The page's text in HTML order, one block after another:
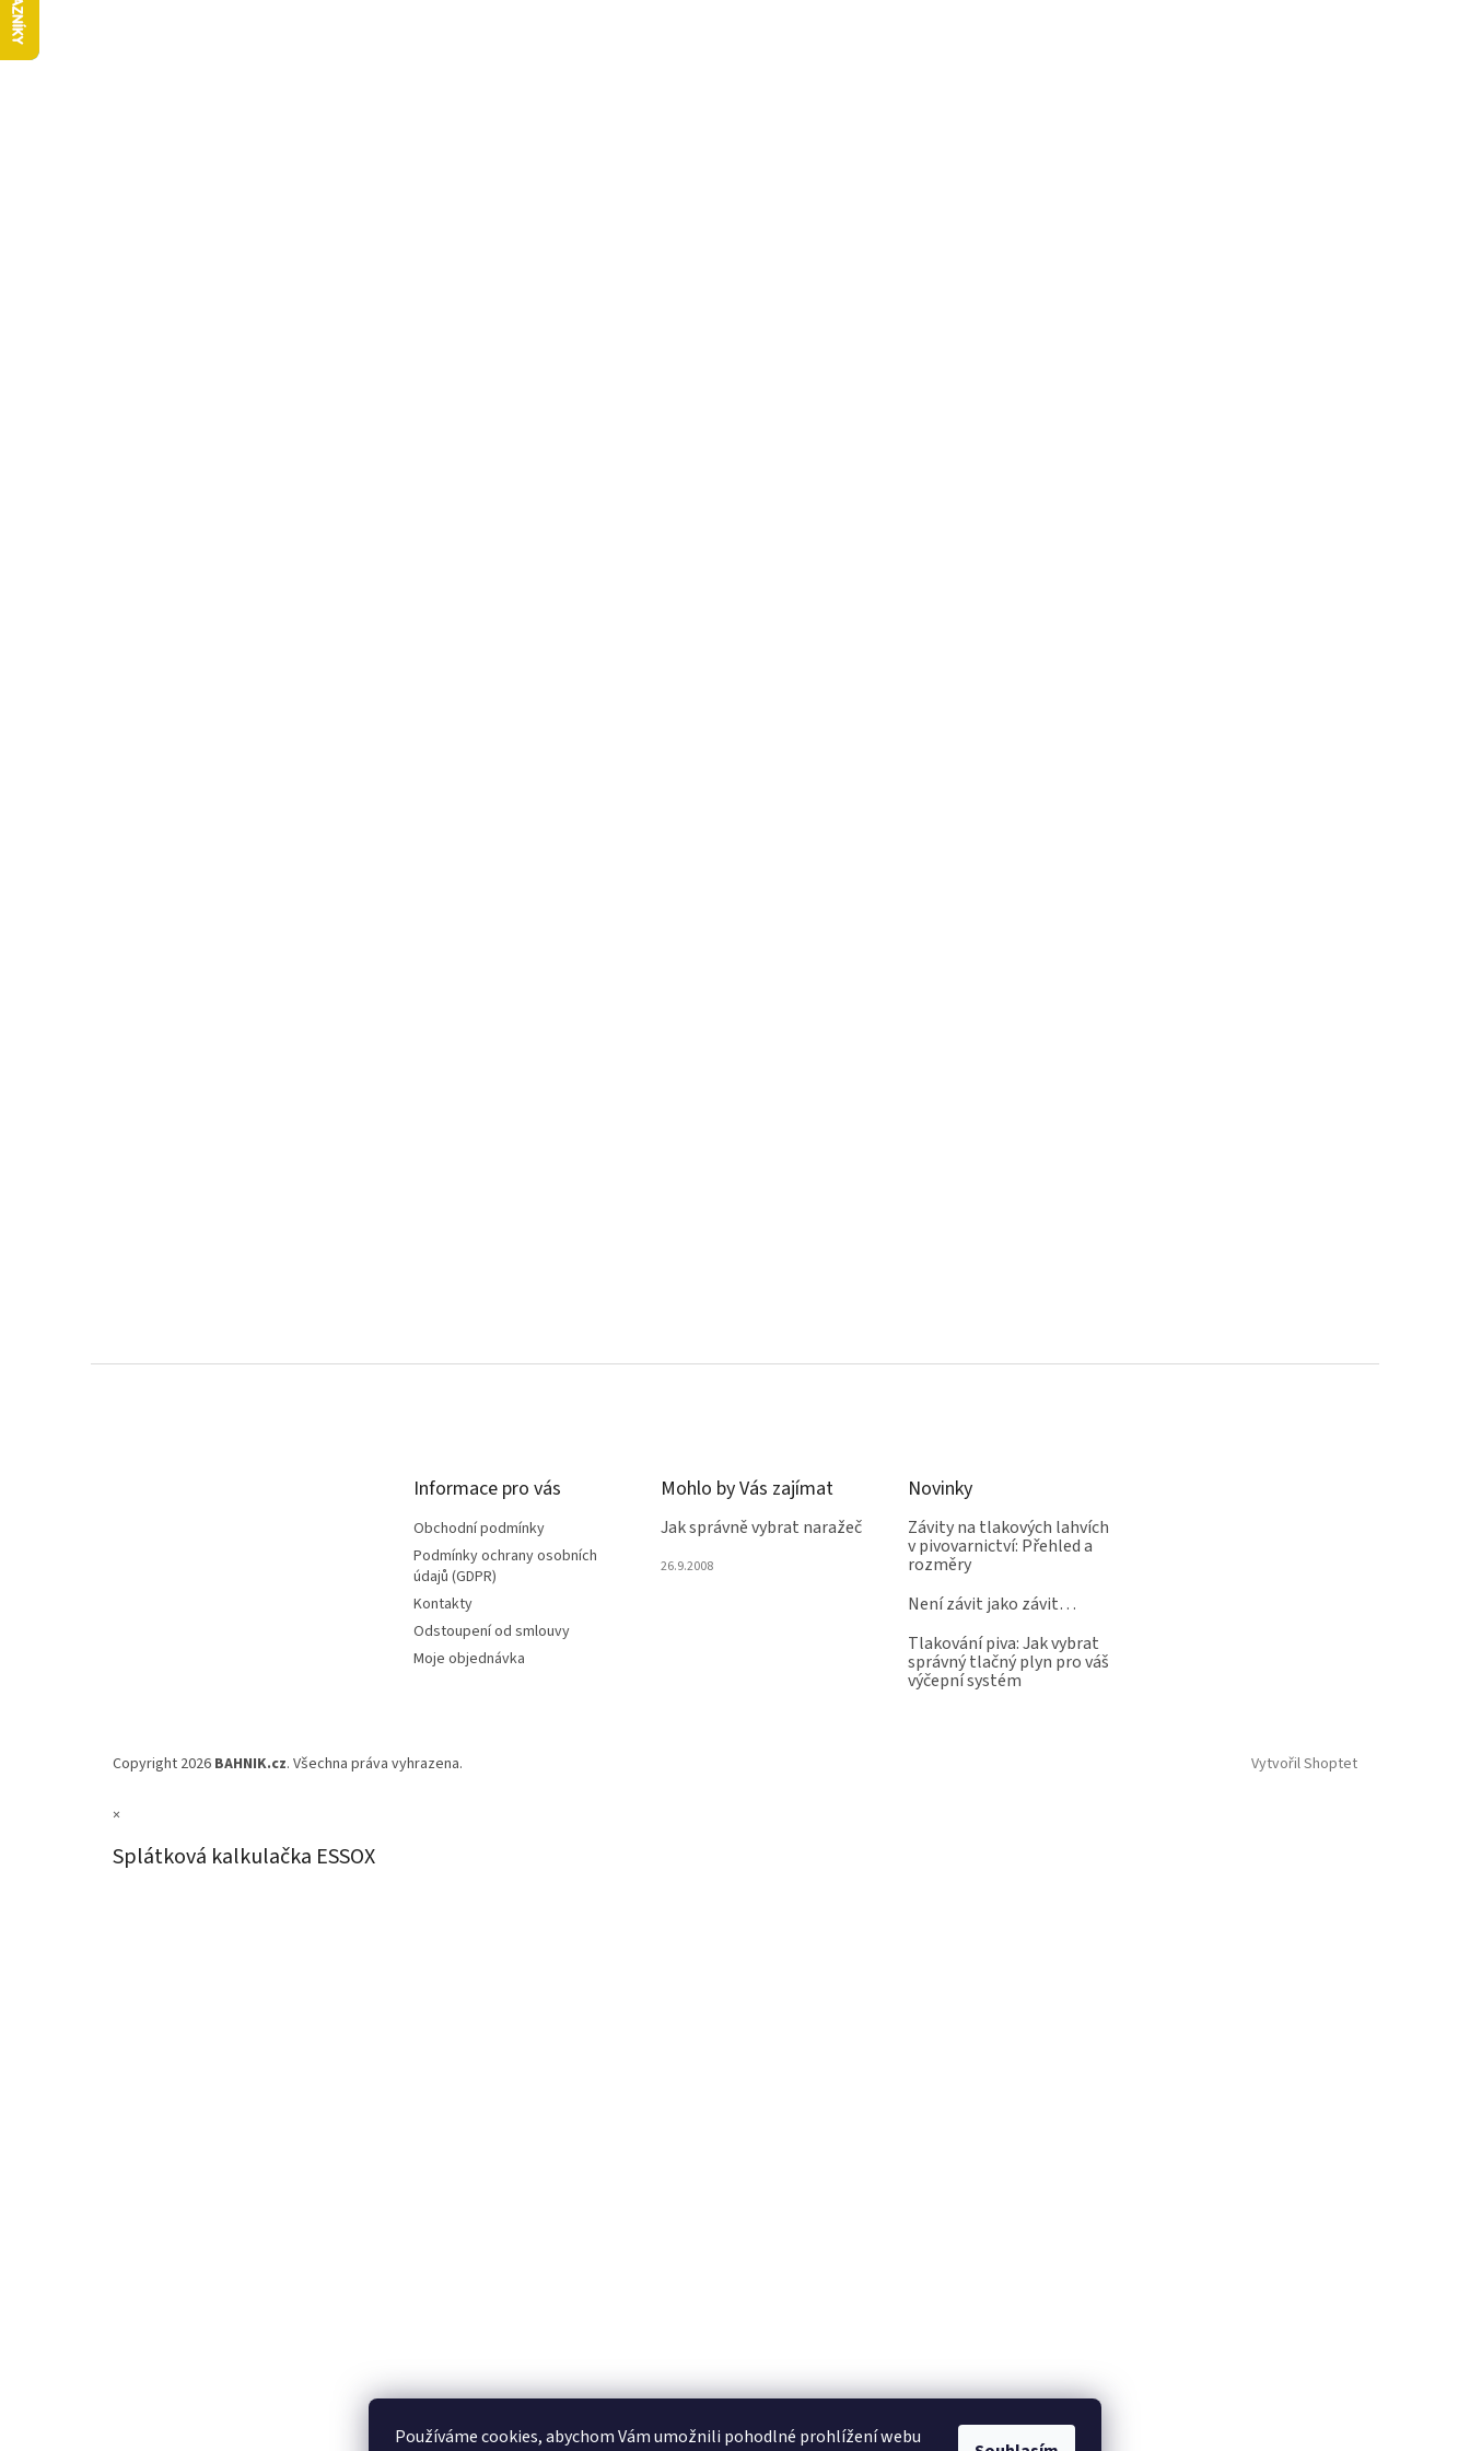
Používáme cookies, abychom Vám umožnili pohodlné prohlížení webu
Informace pro vás
Obchodní podmínky
Podmínky ochrany osobních
údajů (GDPR)
Kontakty
Odstoupení od smlouvy
Moje objednávka
Mohlo by Vás zajímat
Jak správně vybrat naražeč
26.9.2008
Novinky
Závity na tlakových lahvích
v pivovarnictví: Přehled a
rozměry
Není závit jako závit…
Tlakování piva: Jak vybrat
správný tlačný plyn pro váš
výčepní systém
Vytvořil Shoptet
Copyright 2026 BAHNIK.cz. Všechna práva vyhrazena.
×
Splátková kalkulačka ESSOX